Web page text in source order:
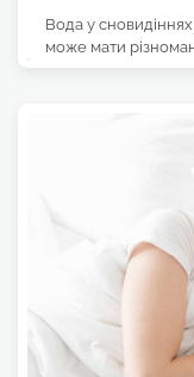
Вода у
може мати